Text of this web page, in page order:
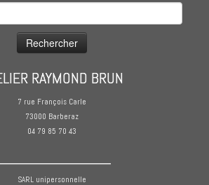
RAYMOND BRUN
7 rue François Carle
73000 Barberaz
04 79 85 70 43
SARL unipersonnelle